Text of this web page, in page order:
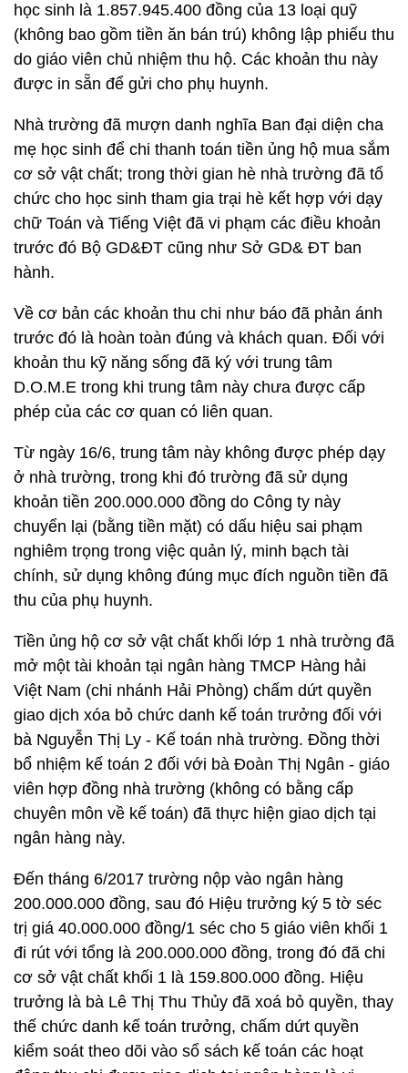
học sinh là 1.857.945.400 đồng của 13 loại quỹ
(không bao gồm tiền ăn bán trú) không lập phiếu thu
do giáo viên chủ nhiệm thu hộ. Các khoản thu này
được in sẵn để gửi cho phụ huynh.
Nhà trường đã mượn danh nghĩa Ban đại diện cha
mẹ học sinh để chi thanh toán tiền ủng hộ mua sắm
cơ sở vật chất; trong thời gian hè nhà trường đã tổ
chức cho học sinh tham gia trại hè kết hợp với dạy
chữ Toán và Tiếng Việt đã vi phạm các điều khoản
trước đó Bộ GD&ĐT cũng như Sở GD& ĐT ban
hành.
Về cơ bản các khoản thu chi như báo đã phản ánh
trước đó là hoàn toàn đúng và khách quan. Đối với
khoản thu kỹ năng sống đã ký với trung tâm
D.O.M.E trong khi trung tâm này chưa được cấp
phép của các cơ quan có liên quan.
Từ ngày 16/6, trung tâm này không được phép dạy
ở nhà trường, trong khi đó trường đã sử dụng
khoản tiền 200.000.000 đồng do Công ty này
chuyển lại (bằng tiền mặt) có dấu hiệu sai phạm
nghiêm trọng trong việc quản lý, minh bạch tài
chính, sử dụng không đúng mục đích nguồn tiền đã
thu của phụ huynh.
Tiền ủng hộ cơ sở vật chất khối lớp 1 nhà trường đã
mở một tài khoản tại ngân hàng TMCP Hàng hải
Việt Nam (chi nhánh Hải Phòng) chấm dứt quyền
giao dịch xóa bỏ chức danh kế toán trưởng đối với
bà Nguyễn Thị Ly - Kế toán nhà trường. Đồng thời
bổ nhiệm kế toán 2 đối với bà Đoàn Thị Ngân - giáo
viên hợp đồng nhà trường (không có bằng cấp
chuyên môn về kế toán) đã thực hiện giao dịch tại
ngân hàng này.
Đến tháng 6/2017 trường nộp vào ngân hàng
200.000.000 đồng, sau đó Hiệu trưởng ký 5 tờ séc
trị giá 40.000.000 đồng/1 séc cho 5 giáo viên khối 1
đi rút với tổng là 200.000.000 đồng, trong đó đã chi
cơ sở vật chất khối 1 là 159.800.000 đồng. Hiệu
trưởng là bà Lê Thị Thu Thủy đã xoá bỏ quyền, thay
thế chức danh kế toán trưởng, chấm dứt quyền
kiểm soát theo dõi vào sổ sách kế toán các hoạt